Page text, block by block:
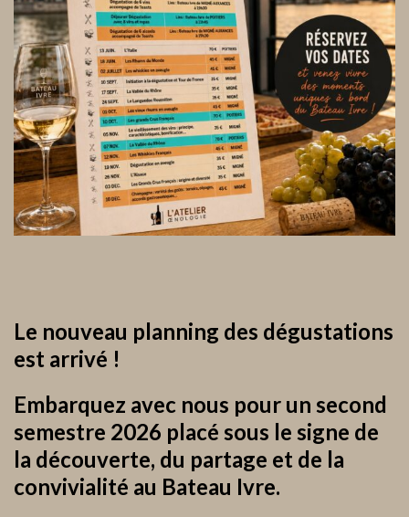
Le nouveau planning des dégustations
est arrivé !
Embarquez avec nous pour un second
semestre 2026 placé sous le signe de
la découverte, du partage et de la
convivialité au Bateau Ivre.